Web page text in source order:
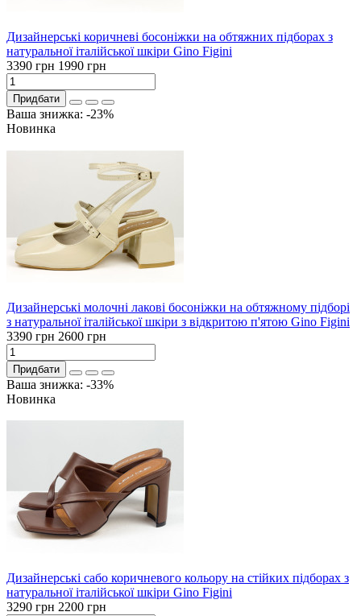
Дизайнерські коричневі босоніжки на обтяжних підборах з
натуральної італійської шкіри Gino Figini
3390 грн 1990 грн
Придбати
Ваша знижка: -23%
Новинка
Дизайнерські молочні лакові босоніжки на обтяжному підборі
з натуральної італійської шкіри з відкритою п'ятою Gino Figini
3390 грн 2600 грн
Придбати
Ваша знижка: -33%
Новинка
Дизайнерські сабо коричневого кольору на стійких підборах з
натуральної італійської шкіри Gino Figini
3290 грн 2200 грн